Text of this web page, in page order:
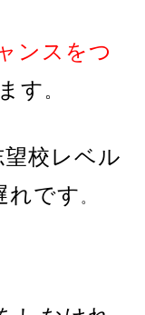
ンスをつ
す 。
校レベル
れです 。